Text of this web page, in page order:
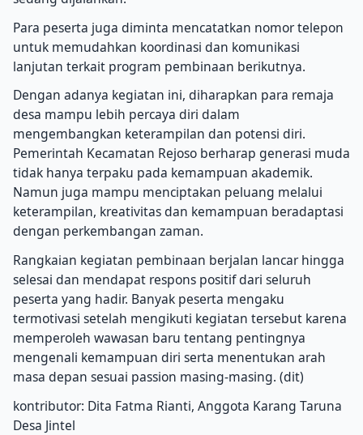
Para peserta juga diminta mencatatkan nomor telepon
untuk memudahkan koordinasi dan komunikasi
lanjutan terkait program pembinaan berikutnya.
Dengan adanya kegiatan ini, diharapkan para remaja
desa mampu lebih percaya diri dalam
mengembangkan keterampilan dan potensi diri.
Pemerintah Kecamatan Rejoso berharap generasi muda
tidak hanya terpaku pada kemampuan akademik.
Namun juga mampu menciptakan peluang melalui
keterampilan, kreativitas dan kemampuan beradaptasi
dengan perkembangan zaman.
Rangkaian kegiatan pembinaan berjalan lancar hingga
selesai dan mendapat respons positif dari seluruh
peserta yang hadir. Banyak peserta mengaku
termotivasi setelah mengikuti kegiatan tersebut karena
memperoleh wawasan baru tentang pentingnya
mengenali kemampuan diri serta menentukan arah
masa depan sesuai passion masing-masing. (dit)
kontributor: Dita Fatma Rianti, Anggota Karang Taruna
Desa Jintel